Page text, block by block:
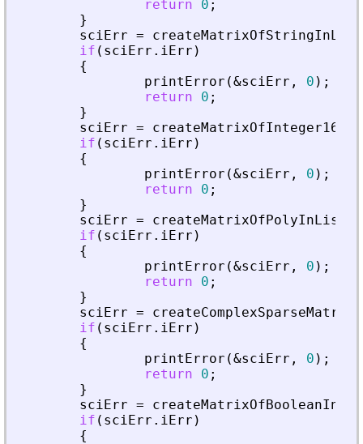
return
0 ;
}
sciErr =
createMatrixOfStringInList
if ( sciErr . iErr )
{
printError (&sciErr , 0 ) ;
return
0 ;
}
sciErr =
if ( sciErr . iErr )
{
printError (&sciErr , 0 ) ;
return
0 ;
}
sciErr = createMatrixOfPolyInList
if ( sciErr . iErr )
{
printError (&sciErr , 0 ) ;
return
0 ;
}
sciErr =
if ( sciErr . iErr )
{
printError (&sciErr , 0 ) ;
return
0 ;
}
sciErr =
if ( sciErr . iErr )
{